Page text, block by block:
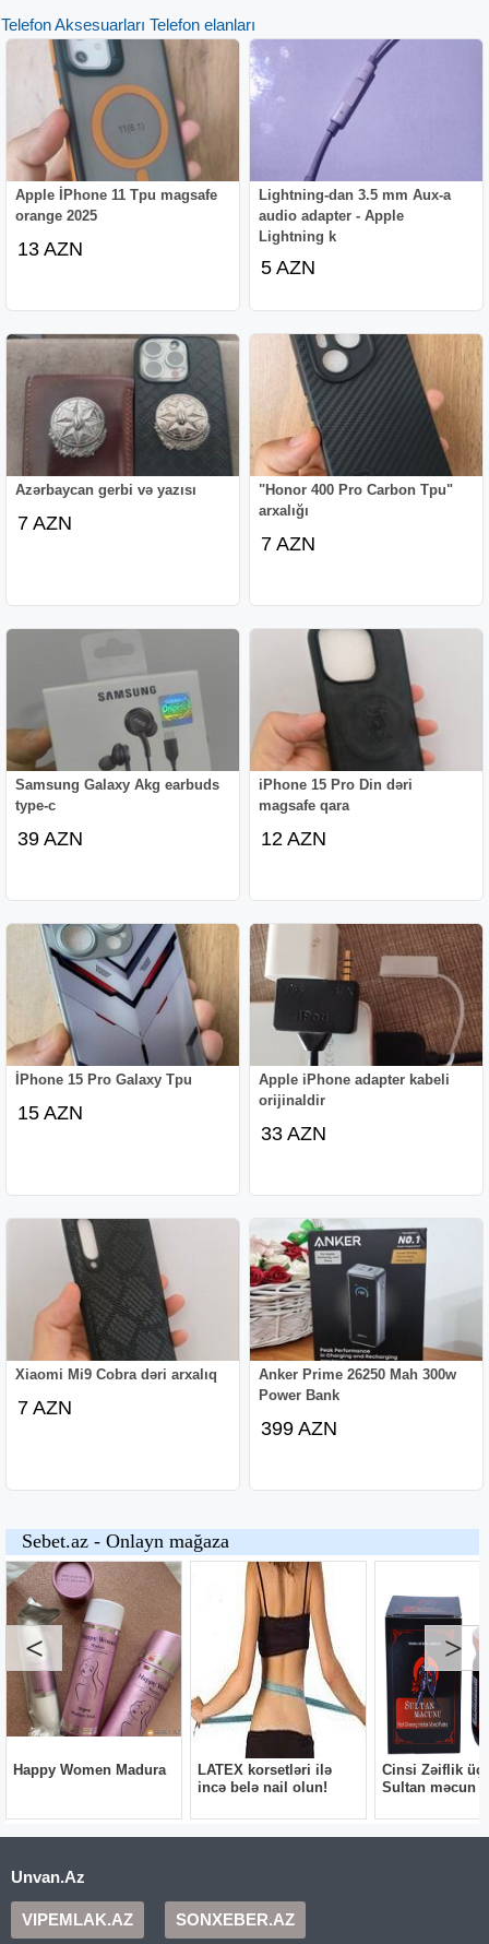
Telefon Aksesuarları Telefon elanları
Apple İPhone 11 Tpu magsafe
orange 2025
13 AZN
Lightning-dan 3.5 mm Aux-a
audio adapter - Apple
Lightning k
5 AZN
Azərbaycan gerbi və yazısı
7 AZN
"Honor 400 Pro Carbon Tpu"
arxalığı
7 AZN
Samsung Galaxy Akg earbuds
type-c
39 AZN
iPhone 15 Pro Din dəri
magsafe qara
12 AZN
İPhone 15 Pro Galaxy Tpu
15 AZN
Apple iPhone adapter kabeli
orijinaldir
33 AZN
Xiaomi Mi9 Cobra dəri arxalıq
7 AZN
Anker Prime 26250 Mah 300w
Power Bank
399 AZN
Unvan.Az
VIPEMLAK.AZ SONXEBER.AZ